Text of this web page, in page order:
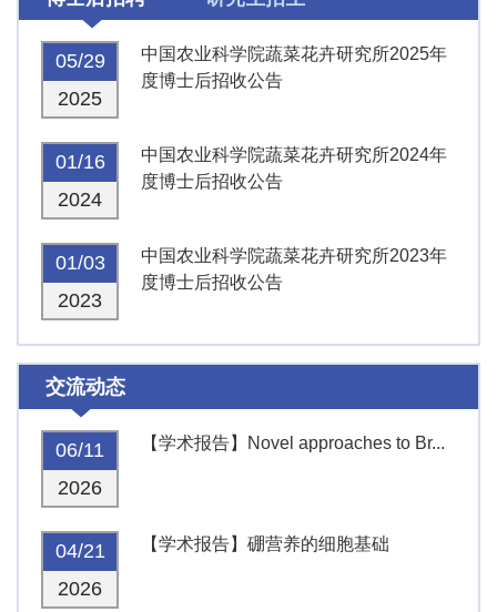
05/29
2025
中国农业科学院蔬菜花卉研究所2025年
度博士后招收公告
01/16
2024
中国农业科学院蔬菜花卉研究所2024年
度博士后招收公告
01/03
2023
中国农业科学院蔬菜花卉研究所2023年
度博士后招收公告
交流动态
06/11
2026
【学术报告】Novel approaches to Br...
04/21
2026
【学术报告】硼营养的细胞基础